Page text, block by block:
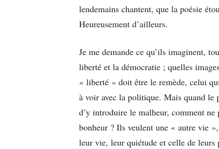
lendemains chantent, que la poésie
Heureusement d’ailleurs.
Je me demande ce qu’ils imaginent,
liberté et la démocratie ; quelles
« liberté » doit être le remède, celui
à voir avec la politique. Mais quand le
d’y introduire le malheur, comment
bonheur ? Ils veulent une « autre vie
leur vie, leur quiétude et celle de